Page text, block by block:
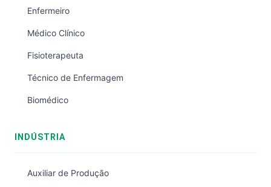
Enfermeiro
Médico Clínico
Fisioterapeuta
Técnico de Enfermagem
Biomédico
INDÚSTRIA
Auxiliar de Produção